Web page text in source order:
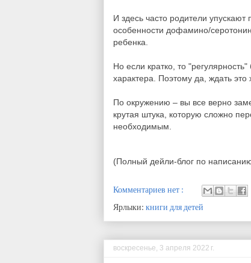
И здесь часто родители
особенности дофамино/
ребенка.
Но если кратко, то
характера. Поэтому да, ждать
По окружению – вы все верно
крутая штука, которую сложно
необходимым.
(Полный дейли-блог по
Комментариев нет :
Ярлыки: книги для детей
воскресенье, 3 апреля 2022 г.